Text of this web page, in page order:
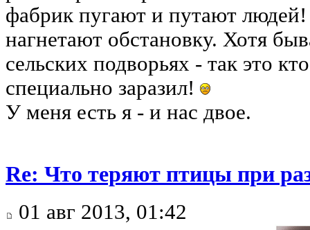
фабрик пугают и путают
нагнетают обстановку. Хотя
сельских подворьях - так это
специально заразил!
У меня есть я - и нас двое.
Re: Что теряют птицы при
01 авг 2013, 01:42